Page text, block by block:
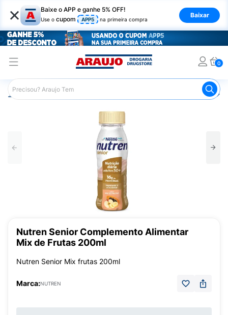
× Baixe o APP e ganhe 5% OFF!
Use o cupom APP5 na primeira compra
Baixar
0
Araujo Nutrição Saudável Suplementos Alimentares
Nutren Senior Complemento Alimentar
Mix de Frutas 200ml
Nutren Senior Mix frutas 200ml
Marca:NUTREN